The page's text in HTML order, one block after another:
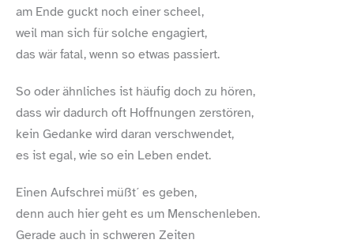
am Ende guckt noch einer scheel,
weil man sich für solche engagiert,
das wär fatal, wenn so etwas passiert.
So oder ähnliches ist häufig doch zu hören,
dass wir dadurch oft Hoffnungen zerstören,
kein Gedanke wird daran verschwendet,
es ist egal, wie so ein Leben endet.
Einen Aufschrei müßt´ es geben,
denn auch hier geht es um Menschenleben.
Gerade auch in schweren Zeiten